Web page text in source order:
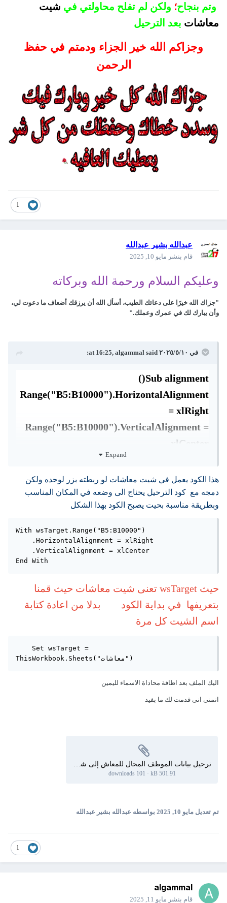
وتم بنجاح؛ولكن لم تفلح محاولتي في شيت
معاشاتبعد الترحيل
وجزاكم الله خير الجزاء ودمتم في حفظ
الرحمن
عبدالله بشير عبدالله
قام بنشر مايو 10, 2025
وعليكم السلام ورحمة الله وبركاته
"جزاك الله خيرًا على دعائك الطيب، أسأل الله أن يرزقك أضعاف ما دعوت لي،
وأن يبارك لك في عمرك وعملك."
في ١٠‏/٥‏/٢٠٢٥ at 16:25, algammalsaid:
Sub alignment()
Range("B5:B10000").HorizontalAlignment
= xlRight
Range("B5:B10000").VerticalAlignment =
xlCenter
Expand
هذا الكود يعمل في شيت معاشات لو ربطته بزر لوحده ولكن
دمجه مع كود الترحيل يحناج الى وضعه في المكان المناسب
وبطريقة مناسبة بحيت يصبح الكود بهذا الشكل
With wsTarget.Range("B5:B10000")
    .HorizontalAlignment = xlRight
    .VerticalAlignment = xlCenter
End With
حيث wsTarget تعنى شيت معاشات حيث قمنا
بتعريفها في بداية الكود بدلا من اعادة كتابة
اسم الشيت كل مرة
    Set wsTarget =
ThisWorkbook.Sheets("معاشات")
اليك الملف بعد اظافة محاداة الاسماء لليمين
اتمنى انى قدمت لك ما بفيد
ترحيل بيانات الموظف المحال للمعاش إلى شيت آخر وحذفه من قاعدة البيانات 7.xlsb
501.91 kB
·
101 downloads
تم تعديل مايو 10, 2025 بواسطه عبدالله بشير عبدالله
algammal
قام بنشر مايو 11, 2025